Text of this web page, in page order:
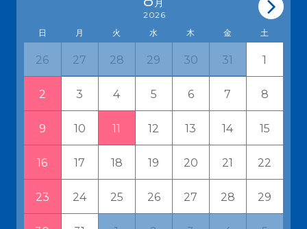
2026
日
月 火 水 木 金 土
26 27 28 29 30 31 1
2 3 4 5 6 7 8
9 10 11 12 13 14 15
16 17 18 19 20 21 22
23 24 25 26 27 28 29